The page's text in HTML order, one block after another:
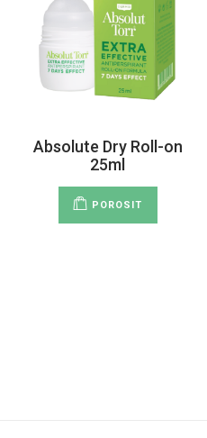
Absolute Dry Roll-on
25ml
POROSIT